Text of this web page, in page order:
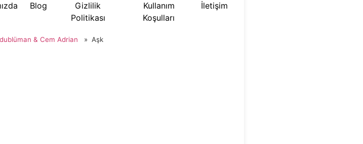
Blog
Gizlilik
Politikası
Kullanım
Koşulları
İletişim
& Cem Adrian » Aşk